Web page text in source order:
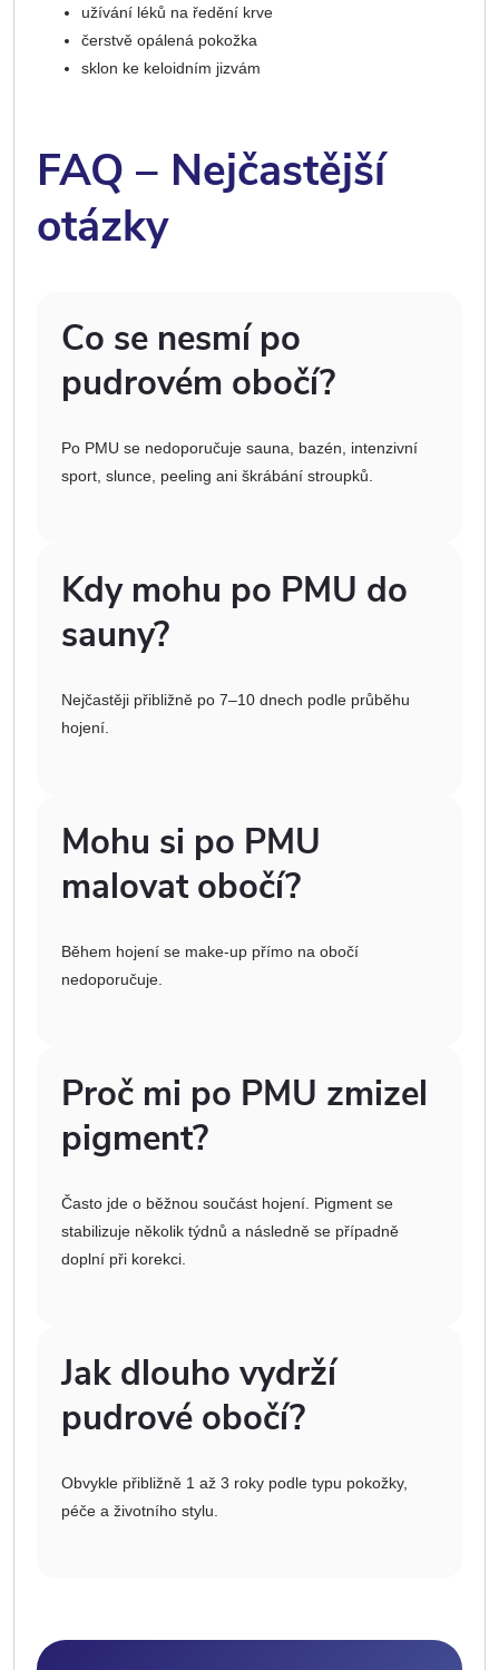
užívání léků na ředění krve
čerstvě opálená pokožka
sklon ke keloidním jizvám
FAQ – Nejčastější
otázky
Co se nesmí po
pudrovém obočí?
Po PMU se nedoporučuje sauna, bazén, intenzivní
sport, slunce, peeling ani škrábání stroupků.
Kdy mohu po PMU do
sauny?
Nejčastěji přibližně po 7–10 dnech podle průběhu
hojení.
Mohu si po PMU
malovat obočí?
Během hojení se make-up přímo na obočí
nedoporučuje.
Proč mi po PMU zmizel
pigment?
Často jde o běžnou součást hojení. Pigment se
stabilizuje několik týdnů a následně se případně
doplní při korekci.
Jak dlouho vydrží
pudrové obočí?
Obvykle přibližně 1 až 3 roky podle typu pokožky,
péče a životního stylu.